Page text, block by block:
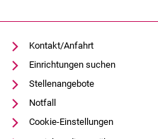
Kontakt/Anfahrt
Einrichtungen suchen
Stellenangebote
Notfall
Cookie-Einstellungen